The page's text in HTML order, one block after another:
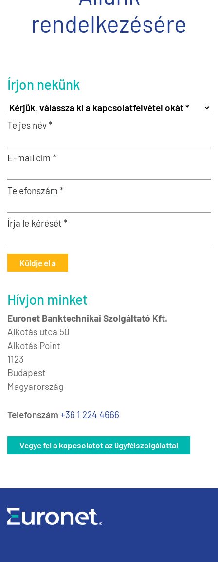
rendelkezésére
Írjon nekünk
Teljes név *
E-mail cím *
Telefonszám *
Írja le kérését *
Küldje el a
Hívjon minket
Euronet Banktechnikai Szolgáltató Kft.
Alkotás utca 50
Alkotás Point
1123
Budapest
Magyarország
Telefonszám +36 1 224 4666
Vegye fel a kapcsolatot az ügyfélszolgálattal